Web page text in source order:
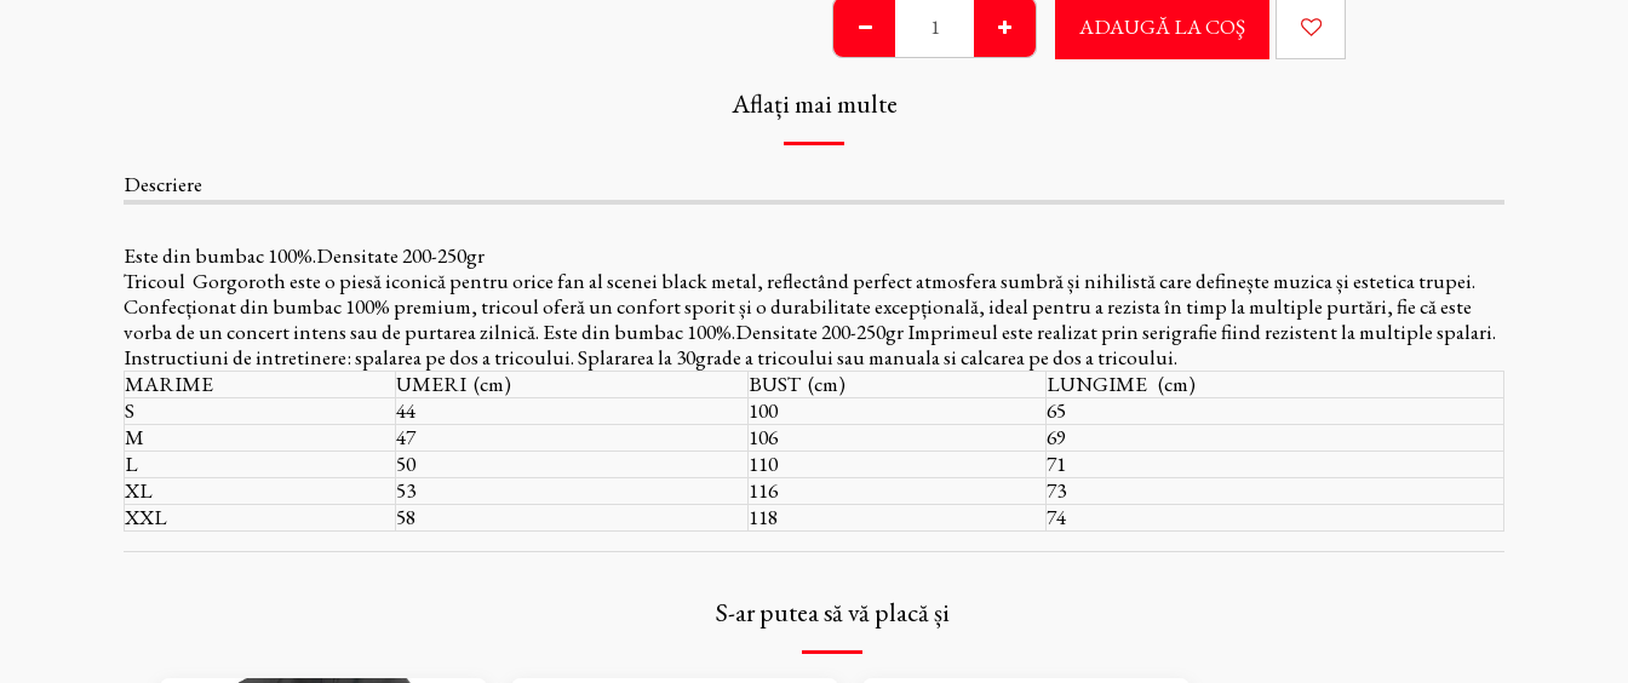
ADAUGĂ LA COŞ
Aflați mai multe
Descriere
Este din bumbac 100%.Densitate 200-250gr
Tricoul Gorgoroth este o piesă iconică pentru orice fan al scenei black metal, reflectând perfect atmosfera sumbră și nihilistă care definește muzica și estetica trupei.
Confecționat din bumbac 100% premium, tricoul oferă un confort sporit și o durabilitate excepțională, ideal pentru a rezista în timp la multiple purtări, fie că este
vorba de un concert intens sau de purtarea zilnică. Este din bumbac 100%.Densitate 200-250gr Imprimeul este realizat prin serigrafie fiind rezistent la multiple spalari.
Instructiuni de intretinere: spalarea pe dos a tricoului. Splararea la 30grade a tricoului sau manuala si calcarea pe dos a tricoului.
MARIME
UMERI (cm) BUST (cm)
LUNGIME (cm)
S
44 100
65
M
47 106
69
L
50 110
71
XL
53 116
73
XXL
58 118 74
S-ar putea să vă placă și